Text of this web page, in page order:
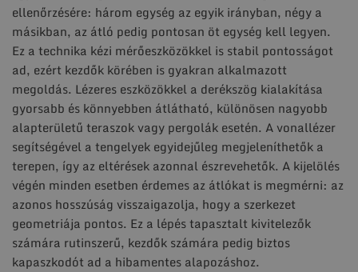
ellenőrzésére: három egység az egyik irányban, négy a
másikban, az átló pedig pontosan öt egység kell legyen.
Ez a technika kézi mérőeszközökkel is stabil pontosságot
ad, ezért kezdők körében is gyakran alkalmazott
megoldás. Lézeres eszközökkel a derékszög kialakítása
gyorsabb és könnyebben átlátható, különösen nagyobb
alapterületű teraszok vagy pergolák esetén. A vonallézer
segítségével a tengelyek egyidejűleg megjeleníthetők a
terepen, így az eltérések azonnal észrevehetők. A kijelölés
végén minden esetben érdemes az átlókat is megmérni: az
azonos hosszúság visszaigazolja, hogy a szerkezet
geometriája pontos. Ez a lépés tapasztalt kivitelezők
számára rutinszerű, kezdők számára pedig biztos
kapaszkodót ad a hibamentes alapozáshoz.